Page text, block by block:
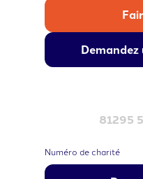
81295
Numéro de charité